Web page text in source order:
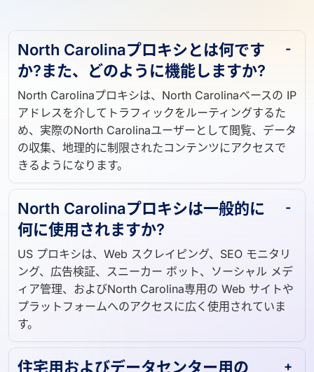
North Carolinaプロキシとは何です
か?また、どのように機能しますか?
North Carolinaプロキシは、North Carolinaベースの IP
アドレスを介してトラフィックをルーティングするた
め、実際のNorth Carolinaユーザーとして閲覧、データ
の収集、地理的に制限されたコンテンツにアクセスで
きるようになります。
North Carolinaプロキシは一般的に
何に使用されますか?
US プロキシは、Web スクレイピング、SEO モニタリ
ング、広告検証、スニーカー ボット、ソーシャル メデ
ィア管理、およびNorth Carolina専用の Web サイトや
プラットフォームへのアクセスに広く使用されていま
す。
住宅用およびデータセンター用の